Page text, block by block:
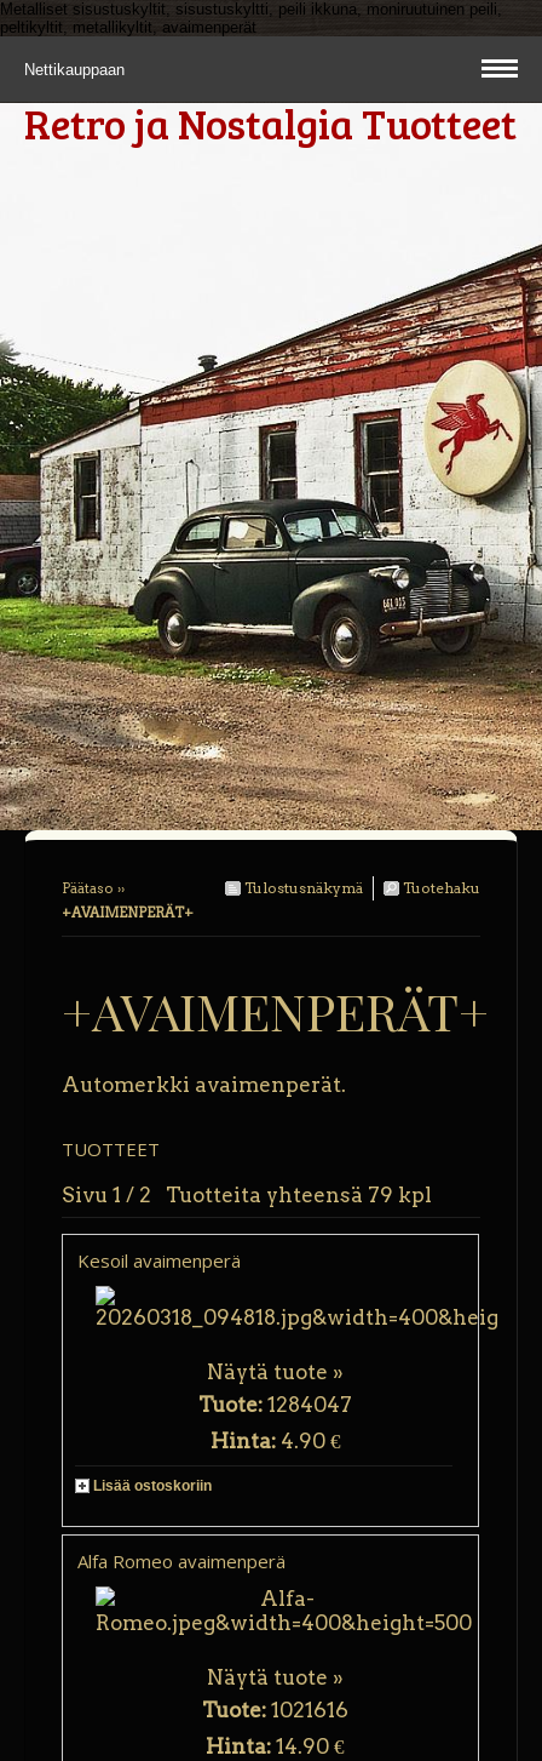
Metalliset sisustuskyltit, sisustuskyltti, peili ikkuna, moniruutuinen peili,
peltikyltit, metallikyltit, avaimenperät
Nettikauppaan
Retro ja Nostalgia Tuotteet
Tuotehaku
Tulostusnäkymä
Päätaso ››
+AVAIMENPERÄT+
+AVAIMENPERÄT+
Automerkki avaimenperät.
TUOTTEET
Sivu 1 / 2 Tuotteita yhteensä 79 kpl
Kesoil avaimenperä
Näytä tuote »
Tuote:1284047
Hinta: 4.90 €
Lisää ostoskoriin
Alfa Romeo avaimenperä
Näytä tuote »
Tuote:1021616
Hinta:14.90 €